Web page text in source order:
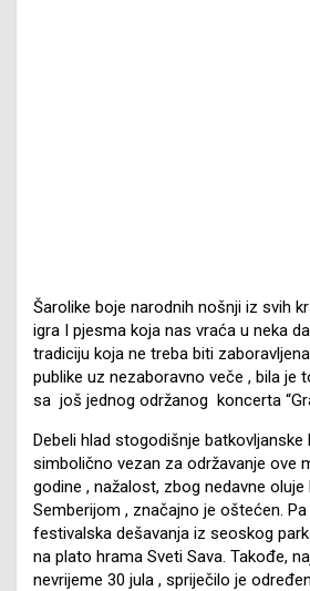
Šarolike boje narodnih nošnji iz svih
igra I pjesma koja nas vraća u neka
tradiciju koja ne treba biti
publike uz nezaboravno veče , bila je
sa još jednog održanog koncerta
Debeli hlad stogodišnje batkovljanske
simbolično vezan za održavanje ove
godine , nažalost, zbog nedavne
Semberijom , značajno je oštećen.
festivalska dešavanja iz seoskog
na plato hrama Sveti Sava. Takođe,
nevrijeme 30 jula , spriječilo je